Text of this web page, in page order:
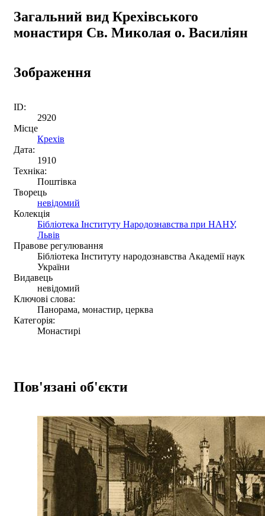
Загальний вид Крехівського
монастиря Св. Миколая о. Василіян
Зображення
ID:
2920
Місце
Крехів
Дата:
1910
Техніка:
Поштівка
Творець
невідомий
Колекція
Бібліотека Інституту Народознавства при НАНУ,
Львів
Правове регулювання
Бібліотека Інституту народознавства Академії наук
України
Видавець
невідомий
Ключові слова:
Панорама, монастир, церква
Категорія:
Монастирі
Пов'язані об'єкти